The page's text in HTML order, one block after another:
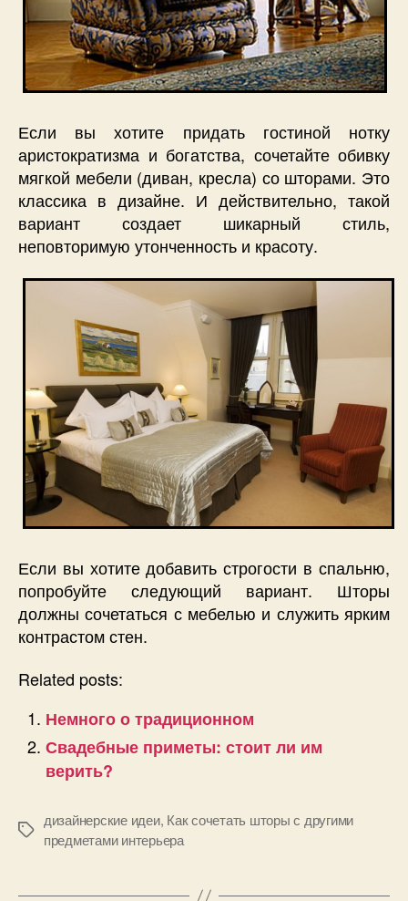
Если вы хотите придать гостиной нотку
аристократизма и богатства, сочетайте обивку
мягкой мебели (диван, кресла) со шторами. Это
классика в дизайне. И действительно, такой
вариант создает шикарный стиль,
неповторимую утонченность и красоту.
Если вы хотите добавить строгости в спальню,
попробуйте следующий вариант. Шторы
должны сочетаться с мебелью и служить ярким
контрастом стен.
Related posts:
Немного о традиционном
Свадебные приметы: стоит ли им
верить?
Позначки
дизайнерские идеи, Как сочетать шторы с другими
предметами интерьера